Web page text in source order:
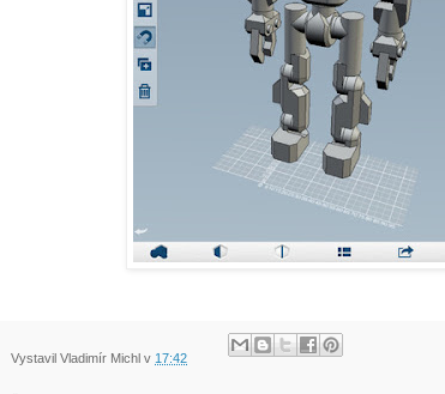
Vystavil Vladimír Michl v 17:42